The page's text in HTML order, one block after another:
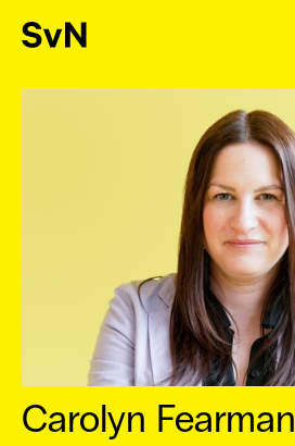
Carolyn Fearman